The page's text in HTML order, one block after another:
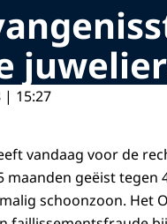
| 15:27
vandaag voor de
geëist tegen
schoonzoon. Het